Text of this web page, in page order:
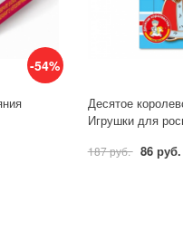
-54%
Десятое
Игрушки для
187 руб. 86 руб.